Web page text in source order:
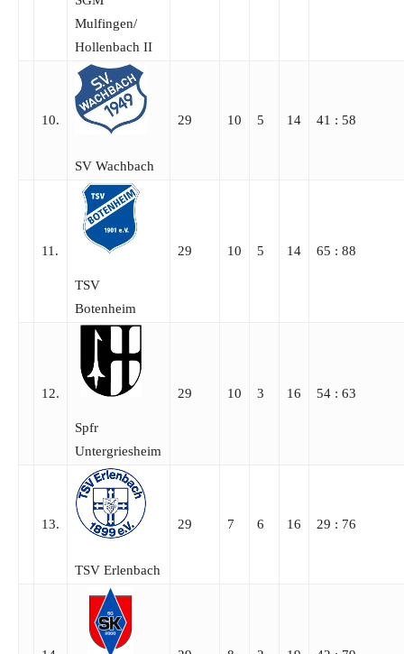
Mulfingen/​
Hollenbach II
10.
SV Wachbach
29 10 5 14 41 : 58
11.
TSV
Botenheim
29 10 5 14 65 : 88
12.
Spfr
Untergriesheim
29 10 3 16 54 : 63
13.
TSV Erlenbach
29 7 6 16 29 : 76